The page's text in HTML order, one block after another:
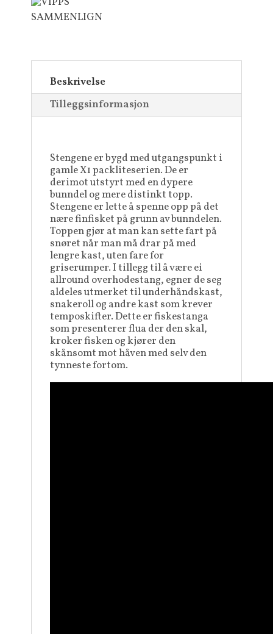
SAMMENLIGN
Beskrivelse
Tilleggsinformasjon
Stengene er bygd med utgangspunkt i
gamle X1 packliteserien. De er
derimot utstyrt med en dypere
bunndel og mere distinkt topp.
Stengene er lette å spenne opp på det
nære finfisket på grunn av bunndelen.
Toppen gjør at man kan sette fart på
snøret når man må drar på med
lengre kast, uten fare for
griserumper. I tillegg til å være ei
allround overhodestang, egner de seg
aldeles utmerket til underhåndskast,
snakeroll og andre kast som krever
temposkifter. Dette er fiskestanga
som presenterer flua der den skal,
kroker fisken og kjører den
skånsomt mot håven med selv den
tynneste fortom.